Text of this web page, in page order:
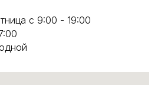
с 9:00 - 19:00